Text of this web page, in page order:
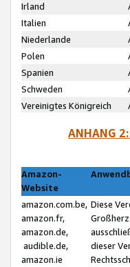
Irland
Italien
Niederlande
Polen
Spanien
Schweden
Vereinigtes Königreich
ANHANG 2:
Amazon-
Website
amazon.com.be,
amazon.fr,
amazon.de,
audible.de,
amazon.ie
Diese
dieser